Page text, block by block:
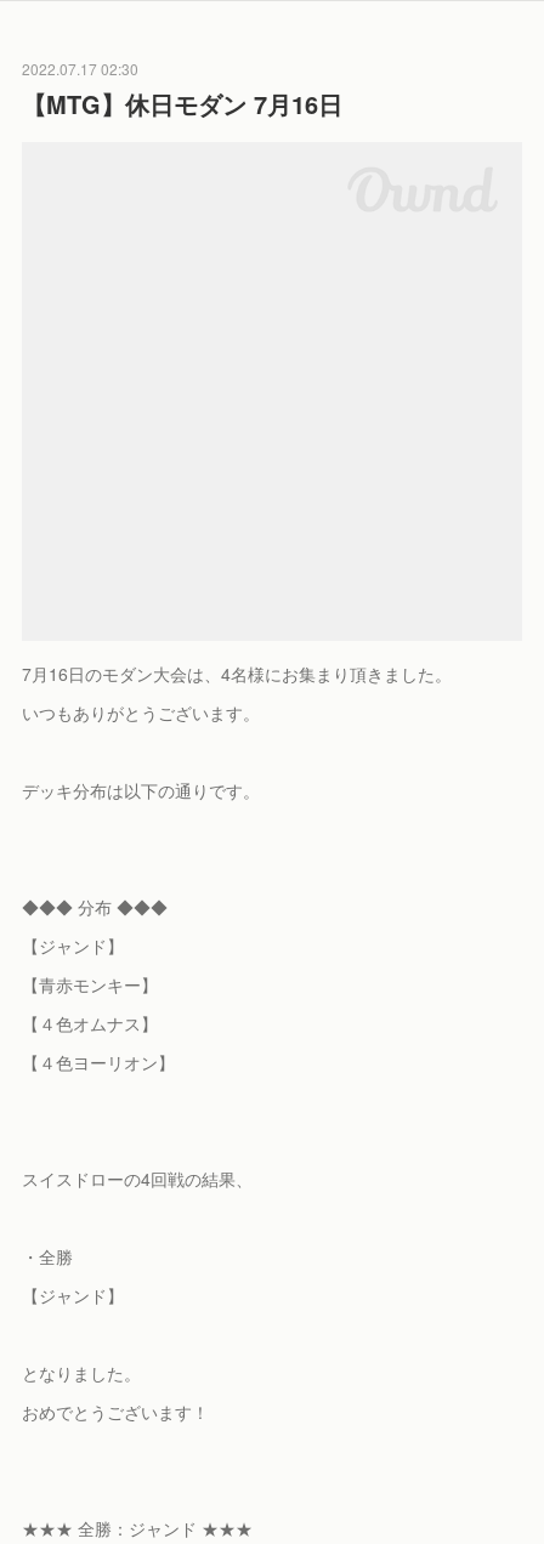
2022.07.17 02:30
【MTG】休日モダン 7月16日
7月16日のモダン大会は、4名様にお集まり頂きました。
いつもありがとうございます。
デッキ分布は以下の通りです。
◆◆◆ 分布 ◆◆◆
【ジャンド】
【青赤モンキー】
【４色オムナス】
【４色ヨーリオン】
スイスドローの4回戦の結果、
・全勝
【ジャンド】
となりました。
おめでとうございます！
★★★ 全勝：ジャンド ★★★